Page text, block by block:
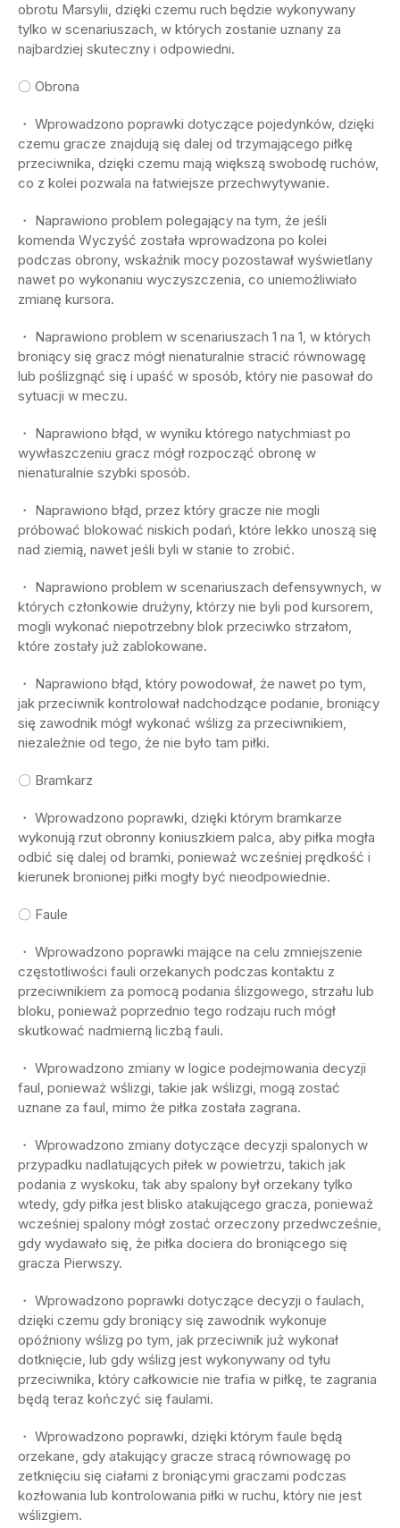
obrotu Marsylii, dzięki czemu ruch będzie wykonywany
tylko w scenariuszach, w których zostanie uznany za
najbardziej skuteczny i odpowiedni.
〇 Obrona
・ Wprowadzono poprawki dotyczące pojedynków, dzięki
czemu gracze znajdują się dalej od trzymającego piłkę
przeciwnika, dzięki czemu mają większą swobodę ruchów,
co z kolei pozwala na łatwiejsze przechwytywanie.
・ Naprawiono problem polegający na tym, że jeśli
komenda Wyczyść została wprowadzona po kolei
podczas obrony, wskaźnik mocy pozostawał wyświetlany
nawet po wykonaniu wyczyszczenia, co uniemożliwiało
zmianę kursora.
・ Naprawiono problem w scenariuszach 1 na 1, w których
broniący się gracz mógł nienaturalnie stracić równowagę
lub poślizgnąć się i upaść w sposób, który nie pasował do
sytuacji w meczu.
・ Naprawiono błąd, w wyniku którego natychmiast po
wywłaszczeniu gracz mógł rozpocząć obronę w
nienaturalnie szybki sposób.
・ Naprawiono błąd, przez który gracze nie mogli
próbować blokować niskich podań, które lekko unoszą się
nad ziemią, nawet jeśli byli w stanie to zrobić.
・ Naprawiono problem w scenariuszach defensywnych, w
których członkowie drużyny, którzy nie byli pod kursorem,
mogli wykonać niepotrzebny blok przeciwko strzałom,
które zostały już zablokowane.
・ Naprawiono błąd, który powodował, że nawet po tym,
jak przeciwnik kontrolował nadchodzące podanie, broniący
się zawodnik mógł wykonać wślizg za przeciwnikiem,
niezależnie od tego, że nie było tam piłki.
〇 Bramkarz
・ Wprowadzono poprawki, dzięki którym bramkarze
wykonują rzut obronny koniuszkiem palca, aby piłka mogła
odbić się dalej od bramki, ponieważ wcześniej prędkość i
kierunek bronionej piłki mogły być nieodpowiednie.
〇 Faule
・ Wprowadzono poprawki mające na celu zmniejszenie
częstotliwości fauli orzekanych podczas kontaktu z
przeciwnikiem za pomocą podania ślizgowego, strzału lub
bloku, ponieważ poprzednio tego rodzaju ruch mógł
skutkować nadmierną liczbą fauli.
・ Wprowadzono zmiany w logice podejmowania decyzji
faul, ponieważ wślizgi, takie jak wślizgi, mogą zostać
uznane za faul, mimo że piłka została zagrana.
・ Wprowadzono zmiany dotyczące decyzji spalonych w
przypadku nadlatujących piłek w powietrzu, takich jak
podania z wyskoku, tak aby spalony był orzekany tylko
wtedy, gdy piłka jest blisko atakującego gracza, ponieważ
wcześniej spalony mógł zostać orzeczony przedwcześnie,
gdy wydawało się, że piłka dociera do broniącego się
gracza Pierwszy.
・ Wprowadzono poprawki dotyczące decyzji o faulach,
dzięki czemu gdy broniący się zawodnik wykonuje
opóźniony wślizg po tym, jak przeciwnik już wykonał
dotknięcie, lub gdy wślizg jest wykonywany od tyłu
przeciwnika, który całkowicie nie trafia w piłkę, te zagrania
będą teraz kończyć się faulami.
・ Wprowadzono poprawki, dzięki którym faule będą
orzekane, gdy atakujący gracze stracą równowagę po
zetknięciu się ciałami z broniącymi graczami podczas
kozłowania lub kontrolowania piłki w ruchu, który nie jest
wślizgiem.